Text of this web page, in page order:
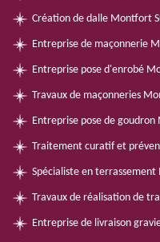
Création de dalle Montfort
Entreprise de maçonnerie
Entreprise pose d'enrobé
Travaux de maçonneries
Entreprise pose de
Traitement curatif et
Spécialiste en
Travaux de réalisation de
Entreprise de livraison